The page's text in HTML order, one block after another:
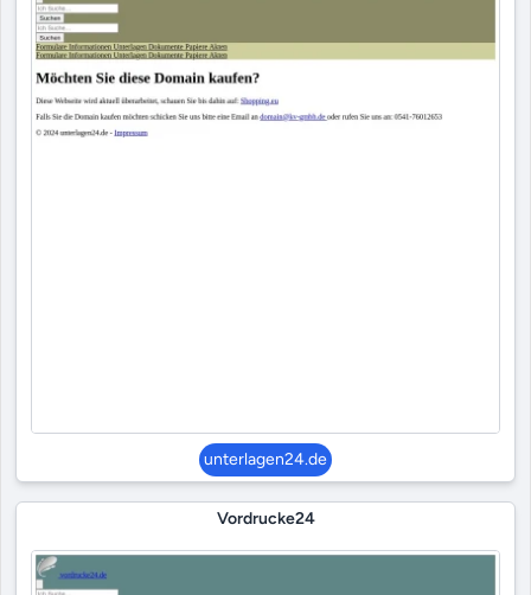
unterlagen24.de
Vordrucke24